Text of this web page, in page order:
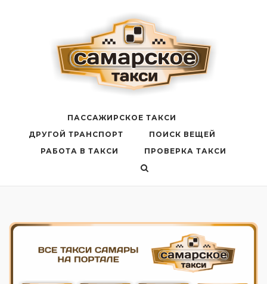
ПАССАЖИРСКОЕ ТАКСИ
ДРУГОЙ ТРАНСПОРТ
ПОИСК ВЕЩЕЙ
РАБОТА В ТАКСИ
ПРОВЕРКА ТАКСИ